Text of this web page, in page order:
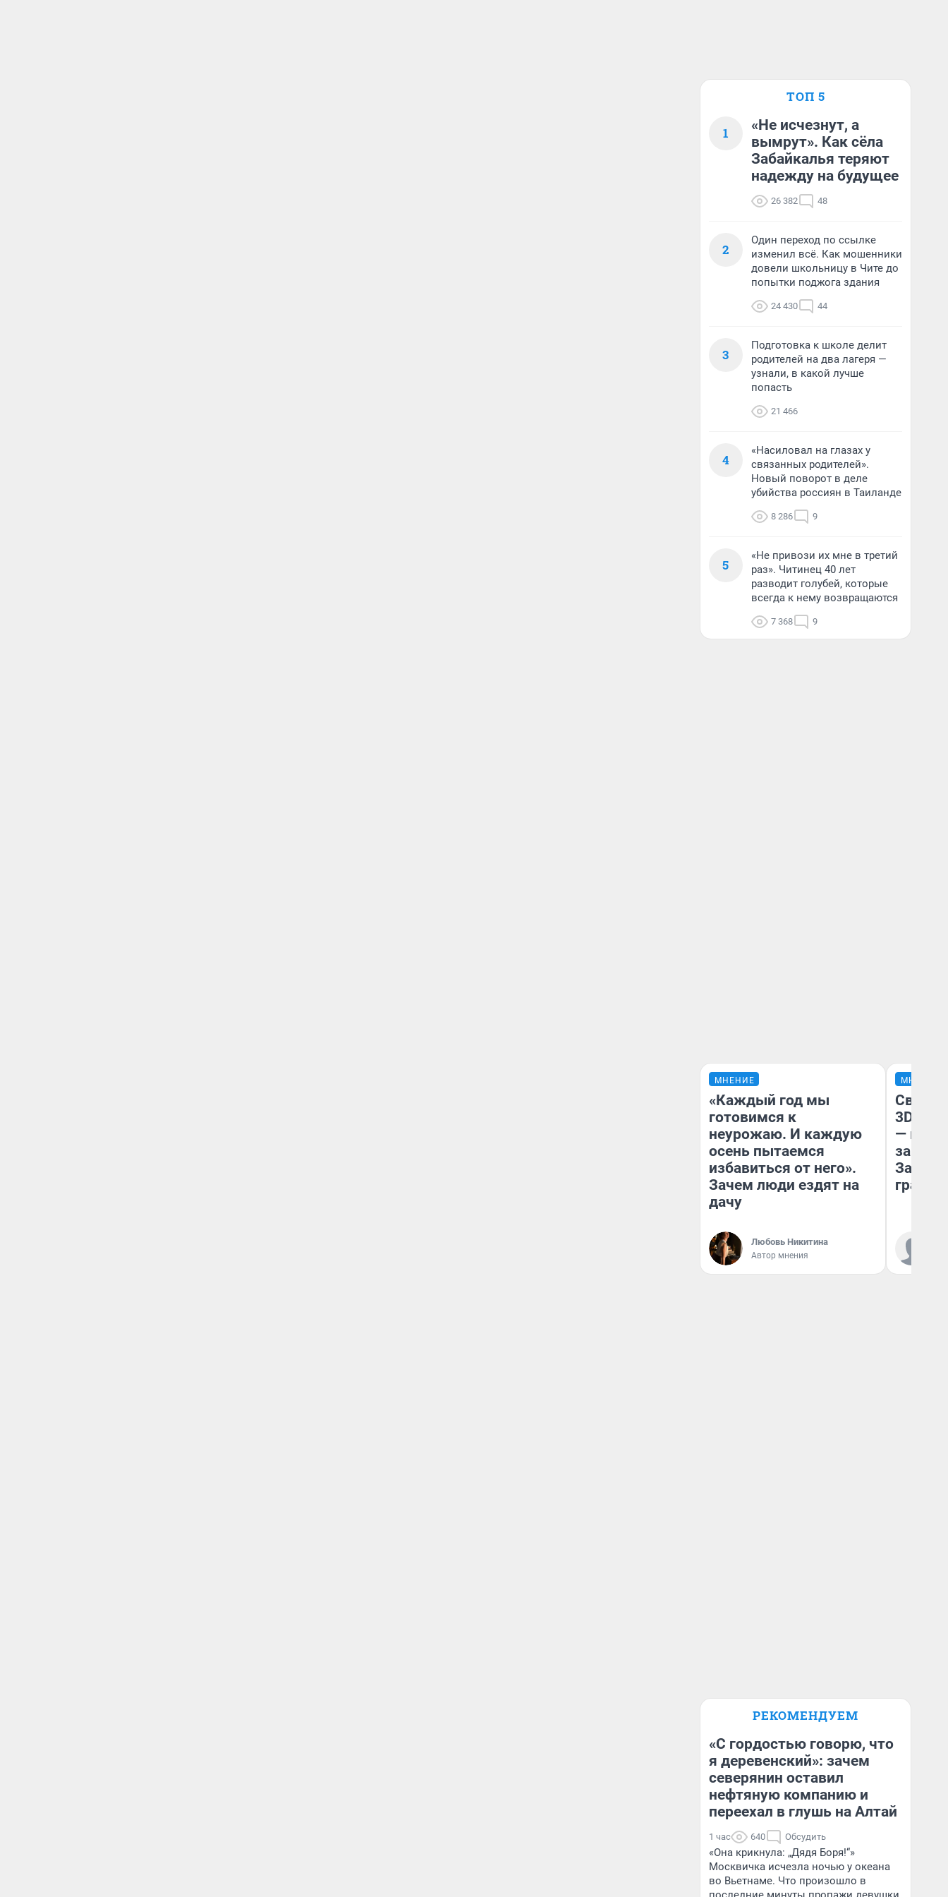
ТОП 5
1
«Не исчезнут, а
вымрут». Как сёла
Забайкалья теряют
надежду на будущее
26 382 48
2
Один переход по ссылке
изменил всё. Как мошенники
довели школьницу в Чите до
попытки поджога здания
24 430 44
3
Подготовка к школе делит
родителей на два лагеря —
узнали, в какой лучше
попасть
21 466
4
«Насиловал на глазах у
связанных родителей».
Новый поворот в деле
убийства россиян в Таиланде
8 286 9
5
«Не привози их мне в третий
раз». Читинец 40 лет
разводит голубей, которые
всегда к нему возвращаются
7 368 9
МНЕНИЕ
«Каждый год мы
готовимся к
неурожаю. И каждую
осень пытаемся
избавиться от него».
Зачем люди ездят на
дачу
Любовь Никитина
Автор мнения
МНЕНИЕ
— как
РЕКОМЕНДУЕМ
«С гордостью говорю, что
я деревенский»: зачем
северянин оставил
нефтяную компанию и
переехал в глушь на Алтай
1 час 640 Обсудить
«Она крикнула: „Дядя Боря!“»
Москвичка исчезла ночью у океана
во Вьетнаме. Что произошло в